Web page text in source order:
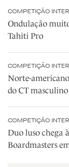
COMPETIÇÃO
Ondulação
Tahiti Pro
COMPETIÇÃO
Norte-
do CT masculino
COMPETIÇÃO
Duo luso chega
Boardmasters